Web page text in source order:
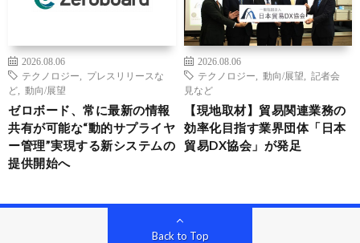
2026.08.06
テクノロジー
プレスリリースな
ど
動向/展望
ゼロボード、常に最新の情報
共有が可能な“動的サプライヤ
ー管理”実現する新システムの
提供開始へ
2026.08.06
テクノロジー
動向/展望
記者会
見など
【現地取材】貿易関連業務の
効率化目指す業界団体「日本
貿易DX協会」が発足
Back to Top